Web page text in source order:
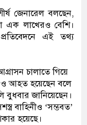
জেনারেল বলছেন,
এক লাখেরও বেশি।
এই তথ্য
চালাতে গিয়ে
আহত হয়েছেন বলে
বুধবার জানিয়েছেন।
বাহিনীও ‘সম্ভবত’
হয়েছে।